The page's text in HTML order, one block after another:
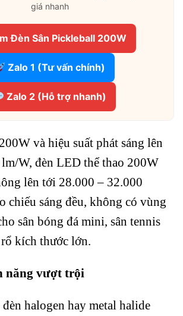
giá nhanh
Đèn Sân Pickleball 200W
Zalo 1 (Tư vấn chính)
Zalo 2 (Hỗ trợ nhanh)
và hiệu suất phát sáng lên
W, đèn LED thể thao 200W
lên tới 28.000 – 32.000
chiếu sáng đều, không có vùng
sân bóng đá mini, sân tennis
kích thước lớn.
năng vượt trội
halogen hay metal halide